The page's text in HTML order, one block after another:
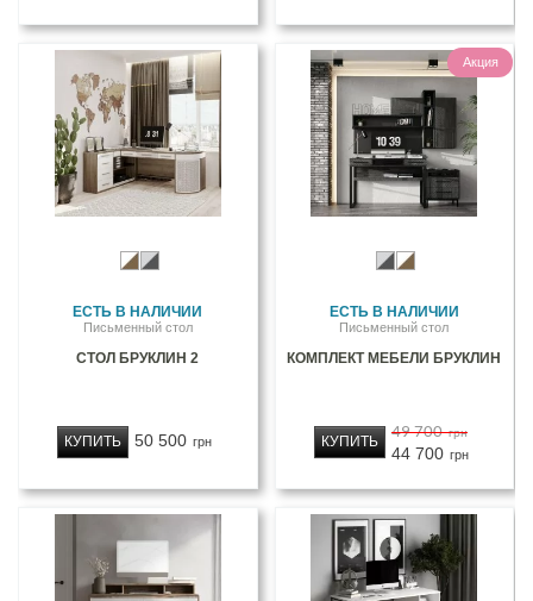
ЕСТЬ В НАЛИЧИИ
Письменный стол
СТОЛ БРУКЛИН 2
50 500 грн
КУПИТЬ
Акция
ЕСТЬ В НАЛИЧИИ
Письменный стол
КОМПЛЕКТ МЕБЕЛИ БРУКЛИН
49 700 грн
44 700 грн
КУПИТЬ